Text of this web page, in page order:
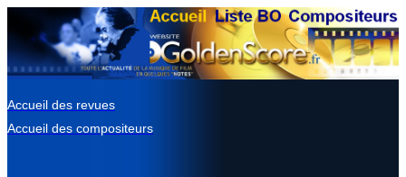
Accueil des revues
Accueil des compositeurs